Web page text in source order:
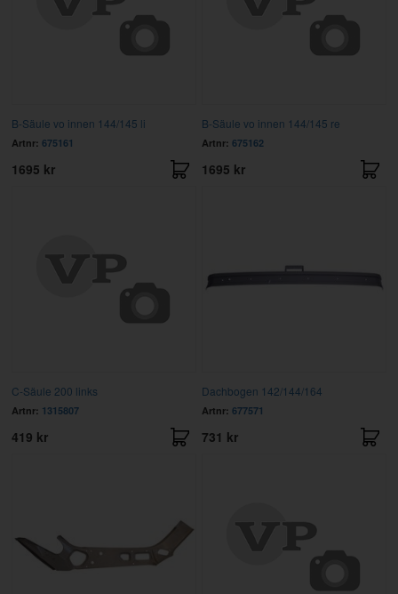
B-Säule vo innen 144/145 li
Artnr: 675161
1695 kr
B-Säule vo innen 144/145 re
Artnr: 675162
1695 kr
C-Säule 200 links
Artnr: 1315807
419 kr
Dachbogen 142/144/164
Artnr: 677571
731 kr